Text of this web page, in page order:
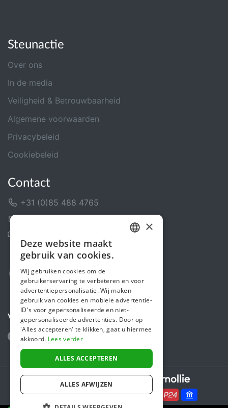
Steunactie
Over ons
In de media
Veiligheid & Betrouwbaarheid
Algemene voorwaarden
Privacybeleid
Cookiebeleid
Contact
+31 (0)85 488 4765
Volg ons
Secure payments powered by
ENGLISH
×
Deze website maakt
gebruik van cookies.
Wij gebruiken cookies om de
gebruikerservaring te verbeteren en voor
advertentiepersonalisatie. Wij maken
gebruik van cookies en mobiele advertentie-
ID's voor gepersonaliseerde en niet-
gepersonaliseerde advertenties. Door op
'Alles accepteren' te klikken, gaat u hiermee
akkoord. Lees verder
ALLES ACCEPTEREN
ALLES AFWIJZEN